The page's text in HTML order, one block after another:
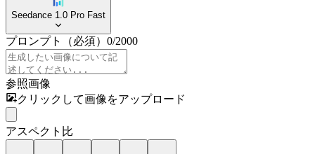
Seedance 1.0 Pro Fast
プロンプト （必須） 0/2000
参照画像
クリックして画像をアップロード
アスペクト比